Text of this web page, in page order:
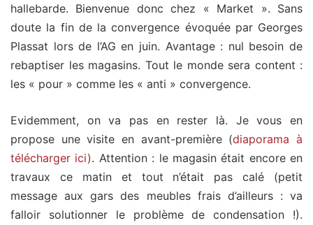
hallebarde. Bienvenue donc chez « Market ». Sans
doute la fin de la convergence évoquée par Georges
Plassat lors de l’AG en juin. Avantage : nul besoin de
rebaptiser les magasins. Tout le monde sera content :
les « pour » comme les « anti » convergence.
Evidemment, on va pas en rester là. Je vous en
propose une visite en avant-première (diaporama à
télécharger ici). Attention : le magasin était encore en
travaux ce matin et tout n’était pas calé (petit
message aux gars des meubles frais d’ailleurs : va
falloir solutionner le problème de condensation !).